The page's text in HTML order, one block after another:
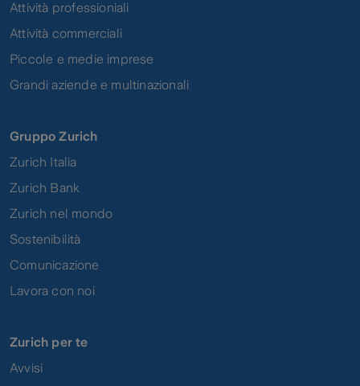
Attività professioniali
Attività commerciali
Piccole e medie imprese
Grandi aziende e multinazionali
Gruppo Zurich
Zurich Italia
Zurich Bank
Zurich nel mondo
Sostenibilità
Comunicazione
Lavora con noi
Zurich per te
Avvisi